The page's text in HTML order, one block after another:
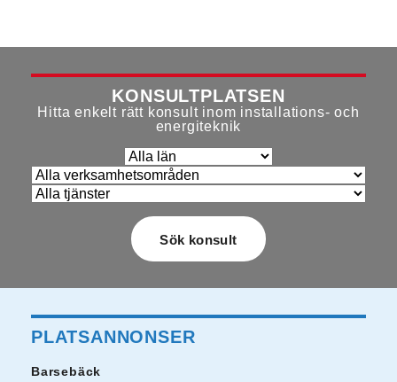
KONSULTPLATSEN
Hitta enkelt rätt konsult inom installations- och
energiteknik
PLATSANNONSER
Barsebäck